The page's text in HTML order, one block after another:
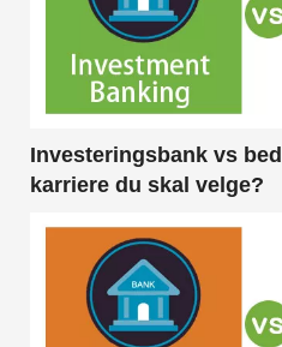
Investeringsbank vs
karriere du skal velge?